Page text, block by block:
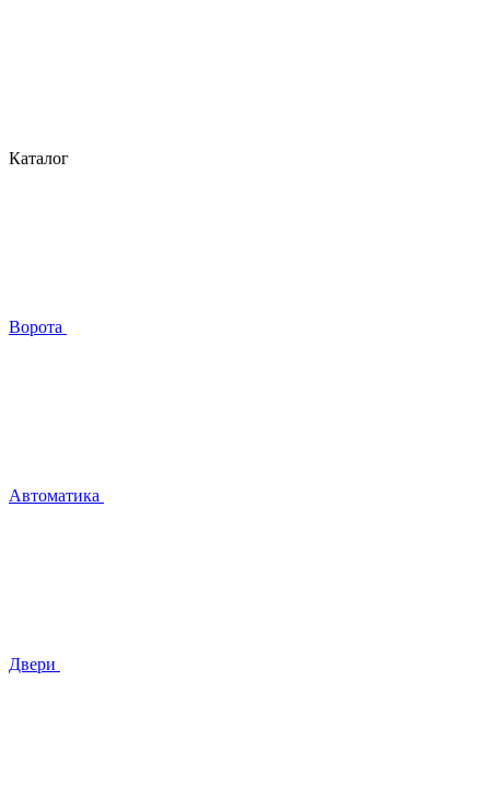
Каталог
Ворота
Автоматика
Двери